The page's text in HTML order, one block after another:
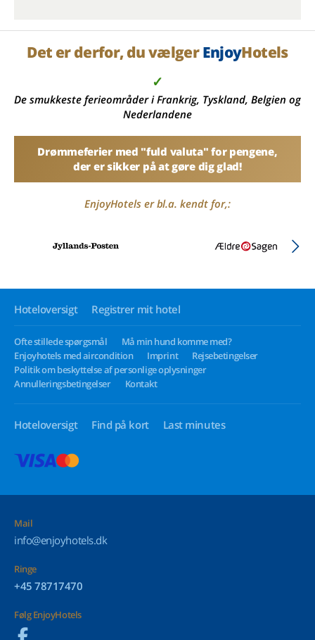
Det er derfor, du vælgerEnjoyHotels
✓
De smukkeste ferieområder i Frankrig, Tyskland, Belgien og
Nederlandene
Drømmeferier med "fuld valuta" for pengene,
der er sikker på at gøre dig glad!
EnjoyHotels er bl.a. kendt for,:
Hoteloversigt Registrer mit hotel
Ofte stillede spørgsmål
Må min hund komme med?
Enjoyhotels med aircondition
Imprint
Rejsebetingelser
Politik om beskyttelse af personlige oplysninger
Annulleringsbetingelser
Kontakt
Hoteloversigt Find på kort Last minutes
Mail
info@enjoyhotels.dk
Ringe
+45 78717470
Følg EnjoyHotels